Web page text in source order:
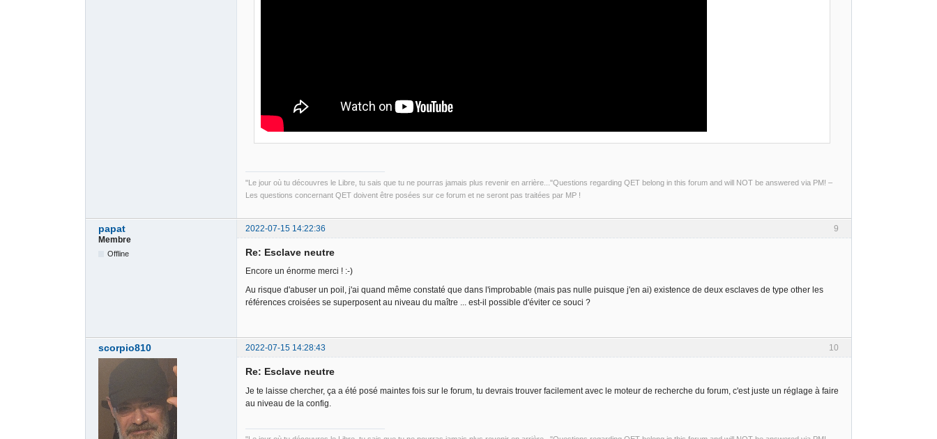
"Le jour où tu découvres le Libre, tu sais que tu ne pourras jamais plus revenir en arrière..."Questions regarding QET belong in this forum and will NOT be answered via PM! –
Les questions concernant QET doivent être posées sur ce forum et ne seront pas traitées par MP !
9
papat
2022-07-15 14:22:36
Membre
Offline Re: Esclave neutre
Encore un énorme merci ! :-)
Au risque d'abuser un poil, j'ai quand même constaté que dans l'improbable (mais pas nulle puisque j'en ai) existence de deux esclaves de type other les
références croisées se superposent au niveau du maître ... est-il possible d'éviter ce souci ?
10
scorpio810 2022-07-15 14:28:43
Re: Esclave neutre
Je te laisse chercher, ça a été posé maintes fois sur le forum, tu devrais trouver facilement avec le moteur de recherche du forum, c'est juste un réglage à faire
au niveau de la config.